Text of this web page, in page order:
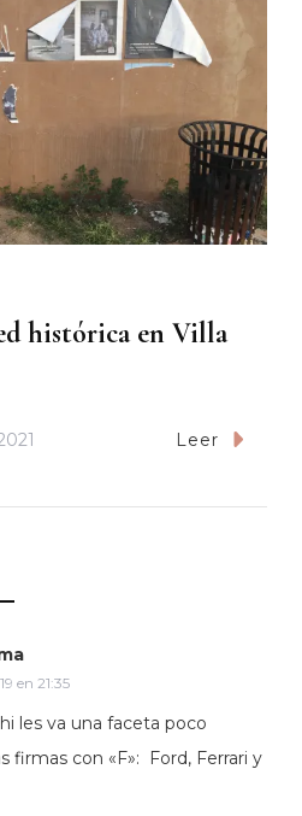
histórica en Villa
Leer
en 21:35
les va una faceta poco
firmas con «F»: Ford, Ferrari y